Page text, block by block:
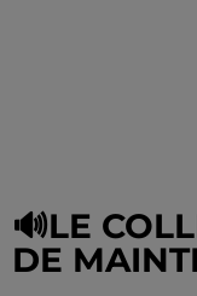
🔊LE
DE